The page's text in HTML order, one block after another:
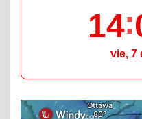
14
vie, 7